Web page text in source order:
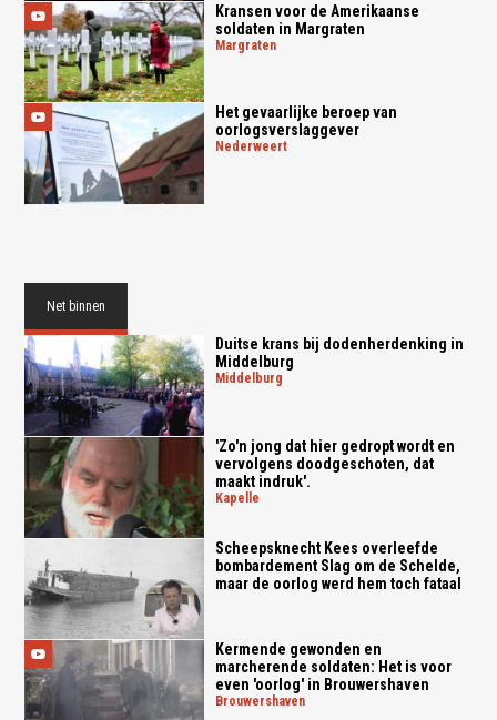
Kransen voor de Amerikaanse
soldaten in Margraten
margraten
Het gevaarlijke beroep van
oorlogsverslaggever
nederweert
Net binnen
Duitse krans bij dodenherdenking in
Middelburg
middelburg
'Zo'n jong dat hier gedropt wordt en
vervolgens doodgeschoten, dat
maakt indruk'.
kapelle
Scheepsknecht Kees overleefde
bombardement Slag om de Schelde,
maar de oorlog werd hem toch fataal
Kermende gewonden en
marcherende soldaten: Het is voor
even 'oorlog' in Brouwershaven
brouwershaven